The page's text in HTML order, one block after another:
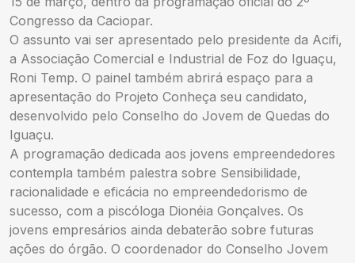
Congresso da Caciopar.
O assunto vai ser apresentado pelo presidente da Acifi,
a Associação Comercial e Industrial de Foz do Iguaçu,
Roni Temp. O painel também abrirá espaço para a
apresentação do Projeto Conheça seu candidato,
desenvolvido pelo Conselho do Jovem de Quedas do
Iguaçu.
A programação dedicada aos jovens empreendedores
contempla também palestra sobre Sensibilidade,
racionalidade e eficácia no empreendedorismo de
sucesso, com a piscóloga Dionéia Gonçalves. Os
jovens empresários ainda debaterão sobre futuras
ações do órgão. O coordenador do Conselho Jovem